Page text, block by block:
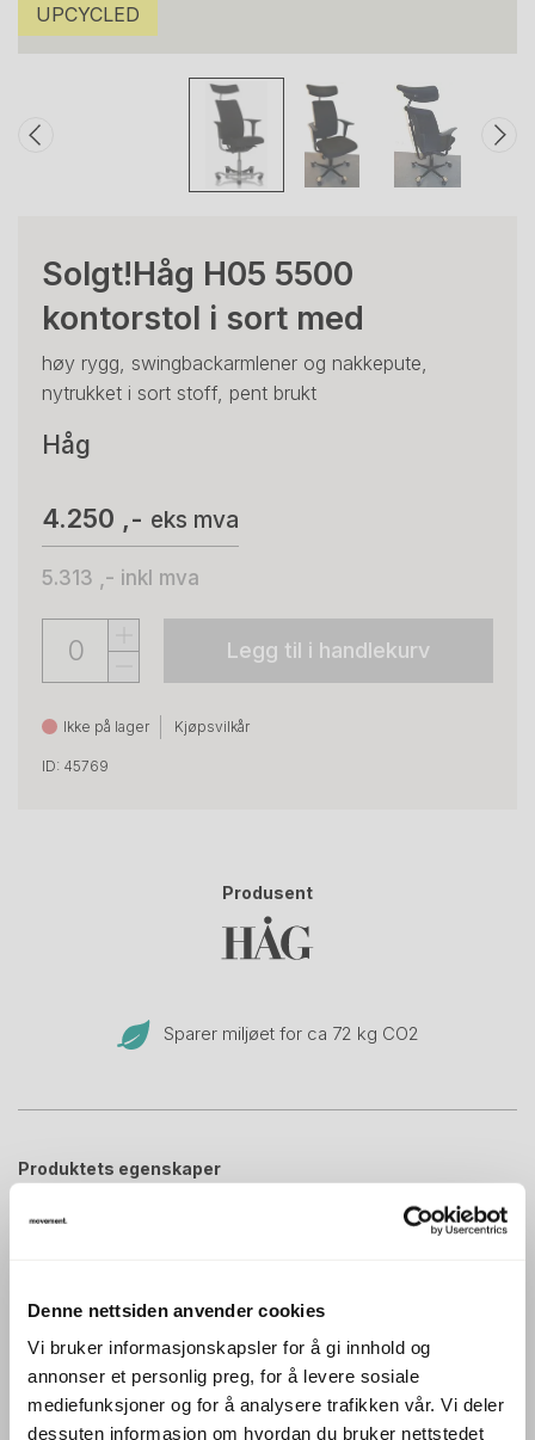
Denne nettsiden anvender cookies
Vi bruker informasjonskapsler for å gi innhold og
annonser et personlig preg, for å levere sosiale
mediefunksjoner og for å analysere trafikken vår. Vi deler
dessuten informasjon om hvordan du bruker nettstedet
UPCYCLED
Solgt!Håg H05 5500
kontorstol i sort med
høy rygg, swingbackarmlener og nakkepute,
nytrukket i sort stoff, pent brukt
Håg
4.250 ,- eks mva
5.313 ,- inkl mva
Legg til i handlekurv
Ikke på lager Kjøpsvilkår
ID: 45769
Produsent
Sparer miljøet for ca 72 kg CO2
Produktets egenskaper
Beskrivelse
Pent brukt kontorstol fra Håg med høy rygg,
swingbackarmlener og nakkepute. Nytrukket i sort stoff.
Fremstår som strøken.